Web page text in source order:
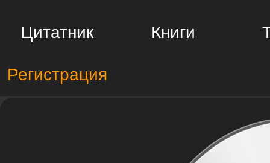
Цитатник Книги
Регистрация